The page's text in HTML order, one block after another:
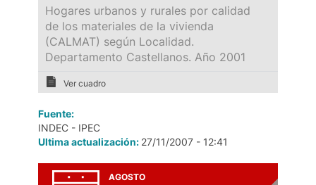
Hogares urbanos y rurales por calidad
de los materiales de la vivienda
(CALMAT) según Localidad.
Departamento Castellanos. Año 2001
Ver cuadro
Fuente:
INDEC - IPEC
Ultima actualización: 27/11/2007 - 12:41
AGOSTO